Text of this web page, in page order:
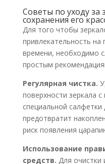
Советы по уходу за
сохранения его
Для того чтобы
привлекательность
времени, необходимо
простым
Регулярная чистка.
поверхности зеркала
специальной салфетки
предотвратит
риск появления
Использование
средств. Для очистки